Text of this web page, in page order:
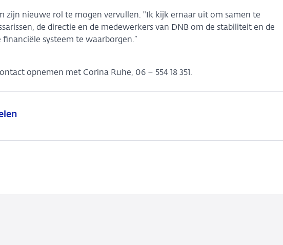
zijn nieuwe rol te mogen vervullen. "Ik kijk ernaar uit om samen te
de directie en de medewerkers van DNB om de stabiliteit en de
systeem te waarborgen.”
opnemen met Corina Ruhe, 06 – 554 18 351.